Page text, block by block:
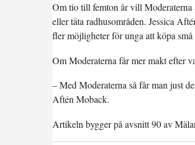
Om tio till femton år vill Moderaterna
eller täta radhusområden. Jessica
fler möjligheter för unga att köpa små
Om Moderaterna får mer makt efter
– Med Moderaterna så får man just
Aftén Moback.
Artikeln bygger på avsnitt 90 av